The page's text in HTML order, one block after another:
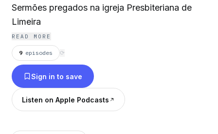
Sermões pregados na igreja Presbiteriana de
Limeira
READ MORE
9 episodes ⟳
Sign in to save
Listen on Apple Podcasts